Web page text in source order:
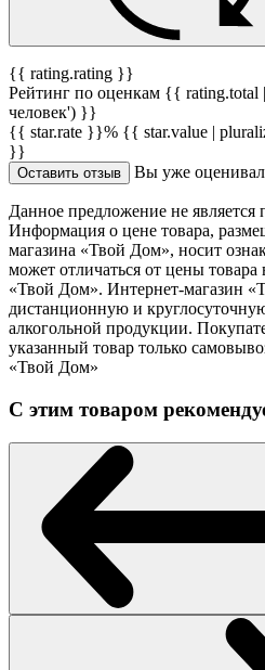
{{ rating.rating }}
Рейтинг по оценкам {{ rating.total
человек') }}
{{ star.rate }}% {{ star.value |
}}
Оставить отзыв Вы уже
Данное предложение не является
Информация о цене товара,
магазина «Твой Дом», носит
может отличаться от цены товара
«Твой Дом». Интернет-магазин
дистанционную и
алкогольной продукции.
указанный товар только
«Твой Дом»
С этим товаром